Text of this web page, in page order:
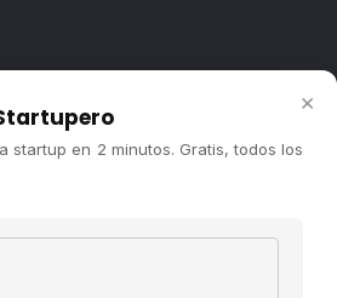
×
startup en 2 minutos. Gratis, todos los